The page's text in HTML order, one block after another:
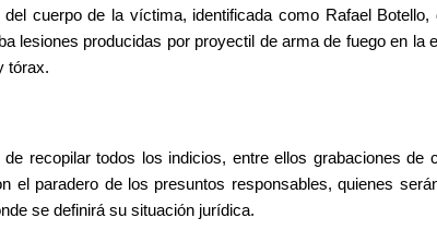
del cuerpo de la víctima, identificada como Rafael
lesiones producidas por proyectil de arma de fuego en la
tórax.
de recopilar todos los indicios, entre ellos grabaciones de
el paradero de los presuntos responsables, quienes
se definirá su situación jurídica.